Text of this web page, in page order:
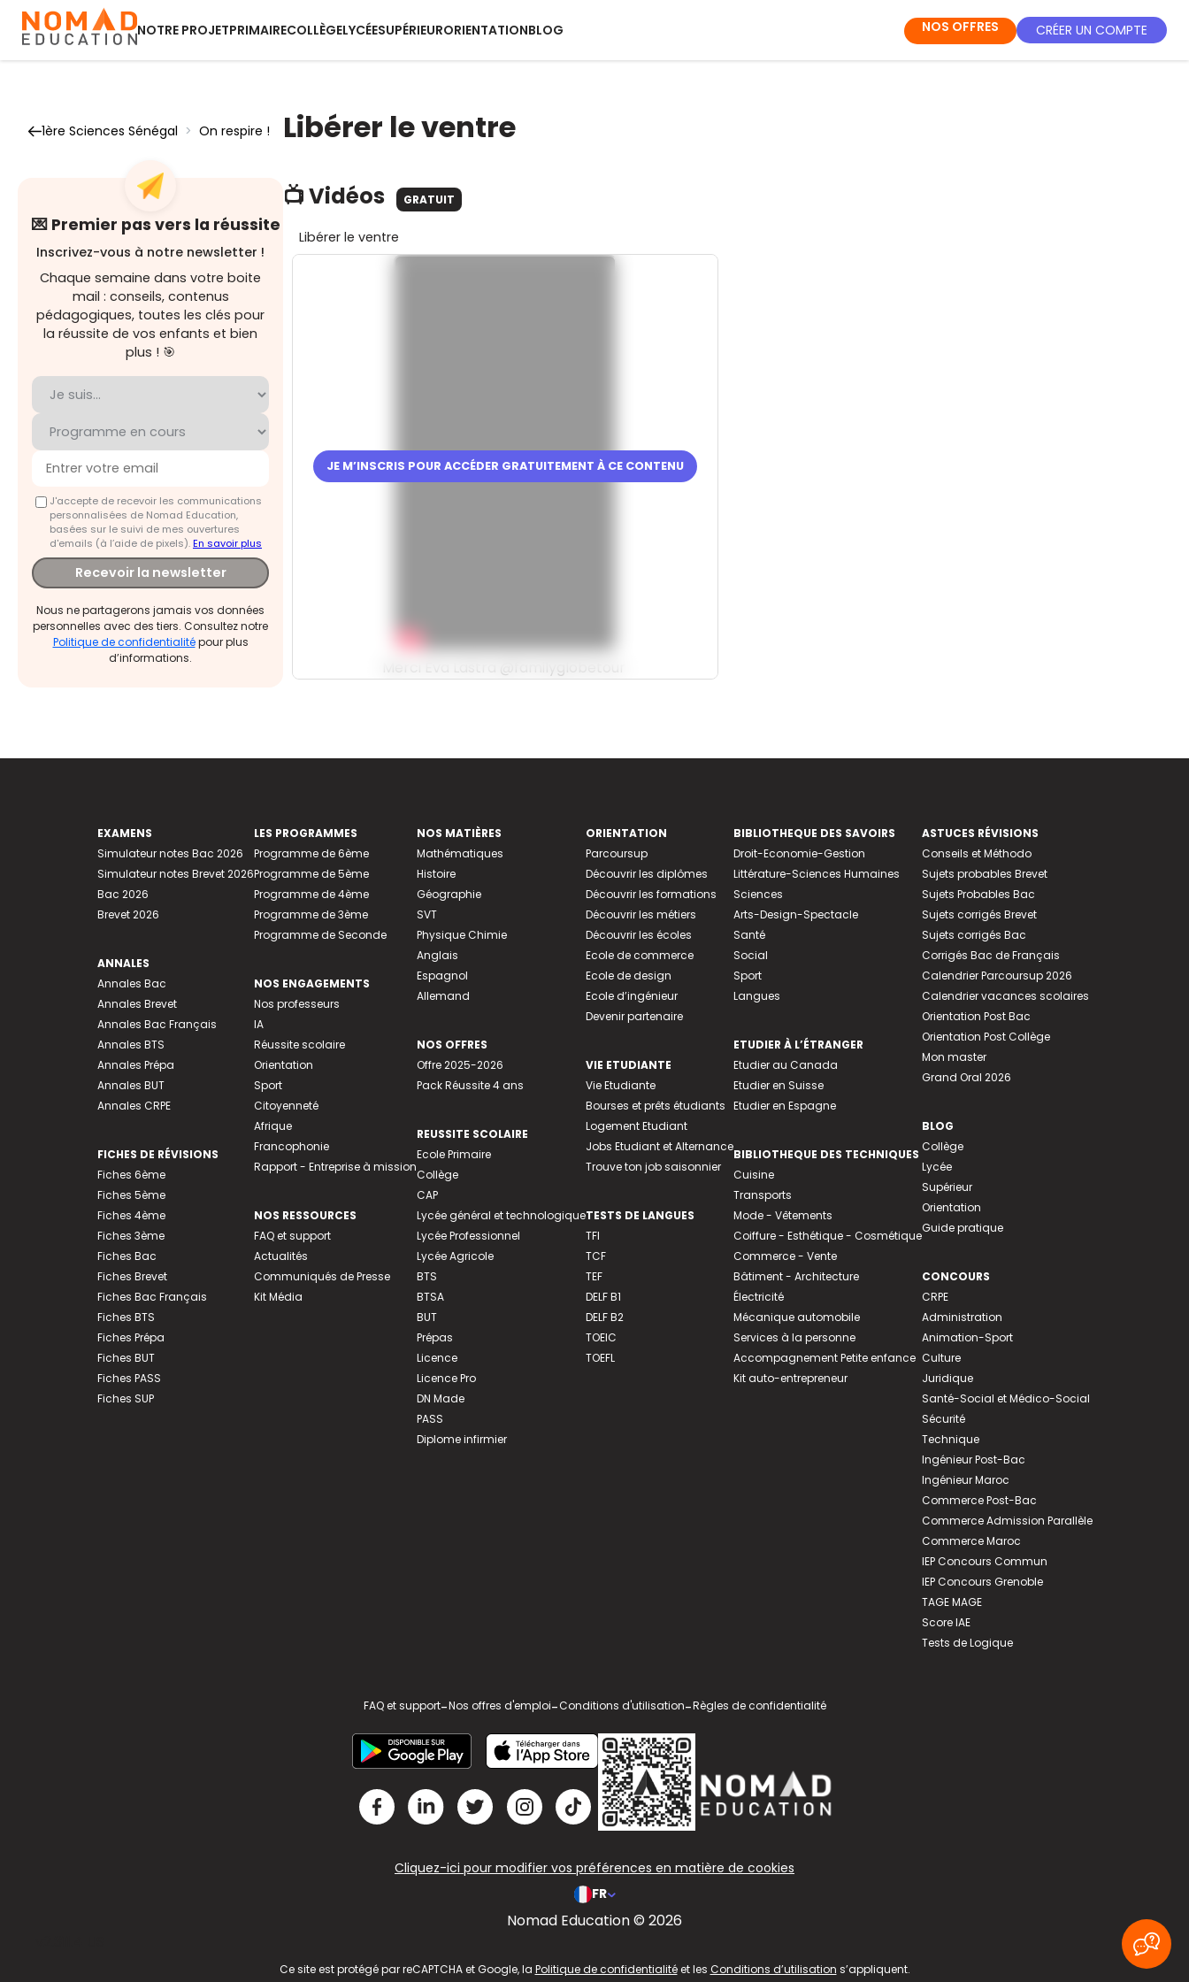
NOTRE PROJETPRIMAIRECOLLÈGELYCÉESUPÉRIEURORIENTATIONBLOG NOS OFFRES CRÉER UN COMPTE
1ère Sciences Sénégal > On respire !
💌 Premier pas vers la réussite
Inscrivez-vous à notre newsletter !
Chaque semaine dans votre boite
mail : conseils, contenus
pédagogiques, toutes les clés pour
la réussite de vos enfants et bien
plus ! 🎯
J'accepte de recevoir les communications
personnalisées de Nomad Education,
basées sur le suivi de mes ouvertures
d'emails (à l’aide de pixels).En savoir plus
Recevoir la newsletter
Nous ne partagerons jamais vos données
personnelles avec des tiers. Consultez notre
Politique de confidentialitépour plus
d’informations.
Libérer le ventre
📺 Vidéos GRATUIT
Libérer le ventre
JE M’INSCRIS POUR ACCÉDER GRATUITEMENT À CE CONTENU
EXAMENS
Simulateur notes Bac 2026
Simulateur notes Brevet 2026
Bac 2026
Brevet 2026
ANNALES
Annales Bac
Annales Brevet
Annales Bac Français
Annales BTS
Annales Prépa
Annales BUT
Annales CRPE
FICHES DE RÉVISIONS
Fiches 6ème
Fiches 5ème
Fiches 4ème
Fiches 3ème
Fiches Bac
Fiches Brevet
Fiches Bac Français
Fiches BTS
Fiches Prépa
Fiches BUT
Fiches PASS
Fiches SUP
LES PROGRAMMES
Programme de 6ème
Programme de 5ème
Programme de 4ème
Programme de 3ème
Programme de Seconde
NOS ENGAGEMENTS
Nos professeurs
IA
Réussite scolaire
Orientation
Sport
Citoyenneté
Afrique
Francophonie
Rapport - Entreprise à mission
NOS RESSOURCES
FAQ et support
Actualités
Communiqués de Presse
Kit Média
NOS MATIÈRES
Mathématiques
Histoire
Géographie
SVT
Physique Chimie
Anglais
Espagnol
Allemand
NOS OFFRES
Offre 2025-2026
Pack Réussite 4 ans
REUSSITE SCOLAIRE
Ecole Primaire
Collège
CAP
Lycée général et technologique
Lycée Professionnel
Lycée Agricole
BTS
BTSA
BUT
Prépas
Licence
Licence Pro
DN Made
PASS
Diplome infirmier
ORIENTATION
Parcoursup
Découvrir les diplômes
Découvrir les formations
Découvrir les métiers
Découvrir les écoles
Ecole de commerce
Ecole de design
Ecole d’ingénieur
Devenir partenaire
VIE ETUDIANTE
Vie Etudiante
Bourses et prêts étudiants
Logement Etudiant
Jobs Etudiant et Alternance
Trouve ton job saisonnier
TESTS DE LANGUES
TFI
TCF
TEF
DELF B1
DELF B2
TOEIC
TOEFL
BIBLIOTHEQUE DES SAVOIRS
Droit-Economie-Gestion
Littérature-Sciences Humaines
Sciences
Arts-Design-Spectacle
Santé
Social
Sport
Langues
ETUDIER À L’ÉTRANGER
Etudier au Canada
Etudier en Suisse
Etudier en Espagne
BIBLIOTHEQUE DES TECHNIQUES
Cuisine
Transports
Mode - Vêtements
Coiffure - Esthétique - Cosmétique
Commerce - Vente
Bâtiment - Architecture
Électricité
Mécanique automobile
Services à la personne
Accompagnement Petite enfance
Kit auto-entrepreneur
ASTUCES RÉVISIONS
Conseils et Méthodo
Sujets probables Brevet
Sujets Probables Bac
Sujets corrigés Brevet
Sujets corrigés Bac
Corrigés Bac de Français
Calendrier Parcoursup 2026
Calendrier vacances scolaires
Orientation Post Bac
Orientation Post Collège
Mon master
Grand Oral 2026
BLOG
Collège
Lycée
Supérieur
Orientation
Guide pratique
CONCOURS
CRPE
Administration
Animation-Sport
Culture
Juridique
Santé-Social et Médico-Social
Sécurité
Technique
Ingénieur Post-Bac
Ingénieur Maroc
Commerce Post-Bac
Commerce Admission Parallèle
Commerce Maroc
IEP Concours Commun
IEP Concours Grenoble
TAGE MAGE
Score IAE
Tests de Logique
FAQ et support-Nos offres d'emploi-Conditions d'utilisation-Règles de confidentialité
Cliquez-ici pour modifier vos préférences en matière de cookies
FR
Nomad Education © 2026
Ce site est protégé par reCAPTCHA et Google, la Politique de confidentialitéet les Conditions d’utilisation s’appliquent.